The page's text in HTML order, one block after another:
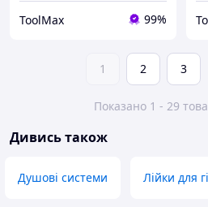
ToolMax 99%
1 2 3
Показано 1 - 29
Дивись також
Душові системи Лійки для